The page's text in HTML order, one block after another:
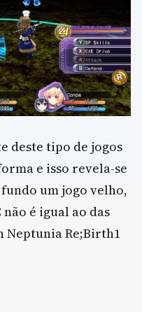
deste tipo de jogos
e isso revela-se
um jogo velho,
não é igual ao das
Neptunia Re;Birth1